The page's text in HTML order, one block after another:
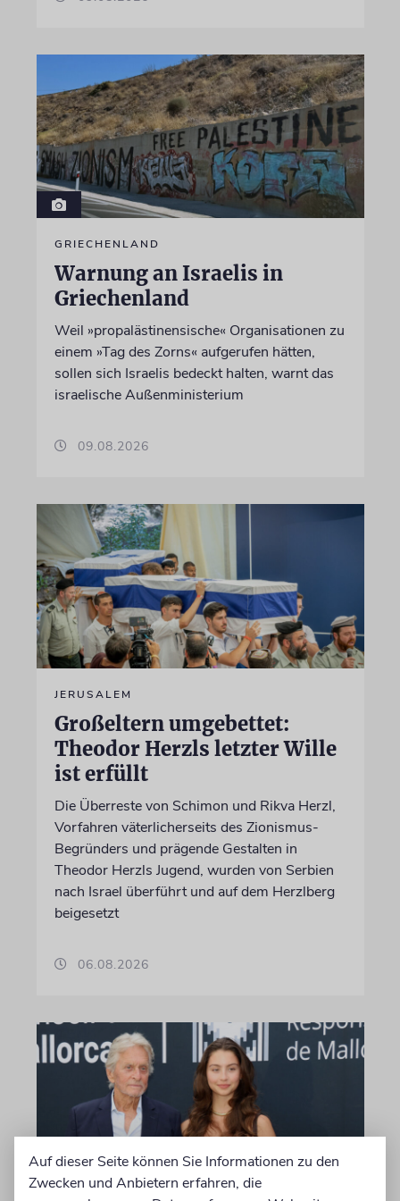
GRIECHENLAND
Warnung an Israelis in
Griechenland
Weil »propalästinensische« Organisationen zu
einem »Tag des Zorns« aufgerufen hätten,
sollen sich Israelis bedeckt halten, warnt das
israelische Außenministerium
09.08.2026
JERUSALEM
Großeltern umgebettet:
Theodor Herzls letzter Wille
ist erfüllt
Die Überreste von Schimon und Rikva Herzl,
Vorfahren väterlicherseits des Zionismus-
Begründers und prägende Gestalten in
Theodor Herzls Jugend, wurden von Serbien
nach Israel überführt und auf dem Herzlberg
beigesetzt
06.08.2026
Auf dieser Seite können Sie Informationen zu den
Zwecken und Anbietern erfahren, die